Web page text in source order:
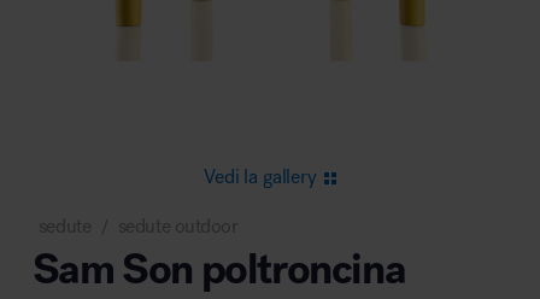
Area lounge e attesa
Vedi la gallery
sedute sedute outdoor
Sam Son poltroncina